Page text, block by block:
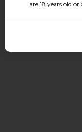
are 18 years old or